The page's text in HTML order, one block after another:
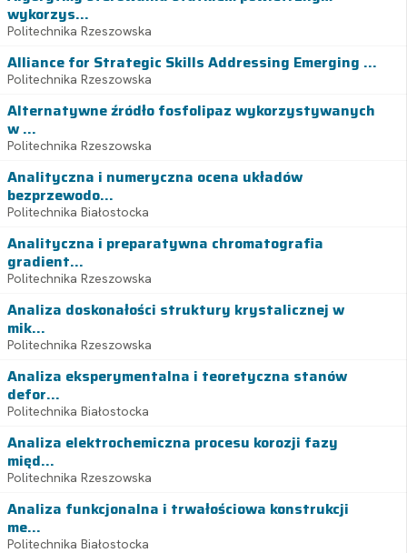
wykorzys...
Politechnika Rzeszowska
Alliance for Strategic Skills Addressing Emerging ...
Politechnika Rzeszowska
Alternatywne źródło fosfolipaz wykorzystywanych
w ...
Politechnika Rzeszowska
Analityczna i numeryczna ocena układów
bezprzewodo...
Politechnika Białostocka
Analityczna i preparatywna chromatografia
gradient...
Politechnika Rzeszowska
Analiza doskonałości struktury krystalicznej w
mik...
Politechnika Rzeszowska
Analiza eksperymentalna i teoretyczna stanów
defor...
Politechnika Białostocka
Analiza elektrochemiczna procesu korozji fazy
międ...
Politechnika Rzeszowska
Analiza funkcjonalna i trwałościowa konstrukcji
me...
Politechnika Białostocka